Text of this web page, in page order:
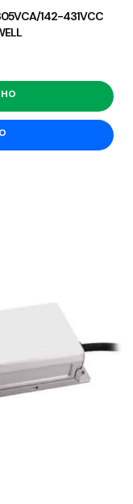
142-431VCC